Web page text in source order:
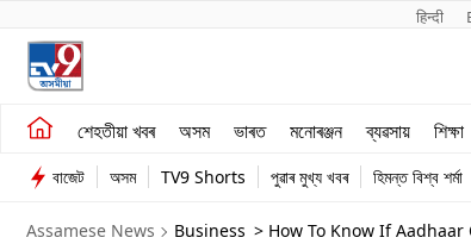
हिन्दी
শেহতীয়া খবৰ অসম ভাৰত মনোৰঞ্জন ব্যৱসায় শিক্ষা
শেহতীয়া খবৰ
অসম
ভাৰত
ব্যৱসায়
বাজেট অসম TV9 Shorts পুৱাৰ মুখ্য খবৰ হিমন্ত বিশ্ব শৰ্মা
Assamese News Business > How To Know If